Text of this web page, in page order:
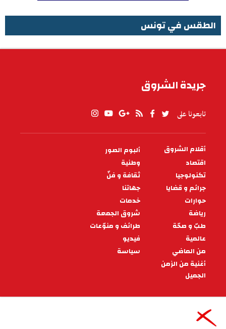
الطقس في تونس
جريدة الشروق
تابعونا على
PIED
DE
PAGE
أقلام الشروق
ألبوم الصور
اقتصاد
وطنية
تكنولوجيا
ثقافة و فنّ
جرائم و قضايا
جهاتنا
حوارات
خدمات
رياضة
شروق الجمعة
طبّ و صحّة
طرائف و منوّعات
عالمية
فيديو
من الماضي
سياسة
أغنية من الزمن
الجميل